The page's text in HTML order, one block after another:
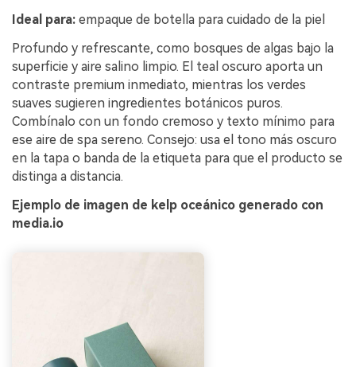
Ideal para: empaque de botella para cuidado de la piel
Profundo y refrescante, como bosques de algas bajo la
superficie y aire salino limpio. El teal oscuro aporta un
contraste premium inmediato, mientras los verdes
suaves sugieren ingredientes botánicos puros.
Combínalo con un fondo cremoso y texto mínimo para
ese aire de spa sereno. Consejo: usa el tono más oscuro
en la tapa o banda de la etiqueta para que el producto se
distinga a distancia.
Ejemplo de imagen de kelp oceánico generado con
media.io